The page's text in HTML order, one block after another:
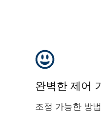
완벽한 제어
조정 가능한 방